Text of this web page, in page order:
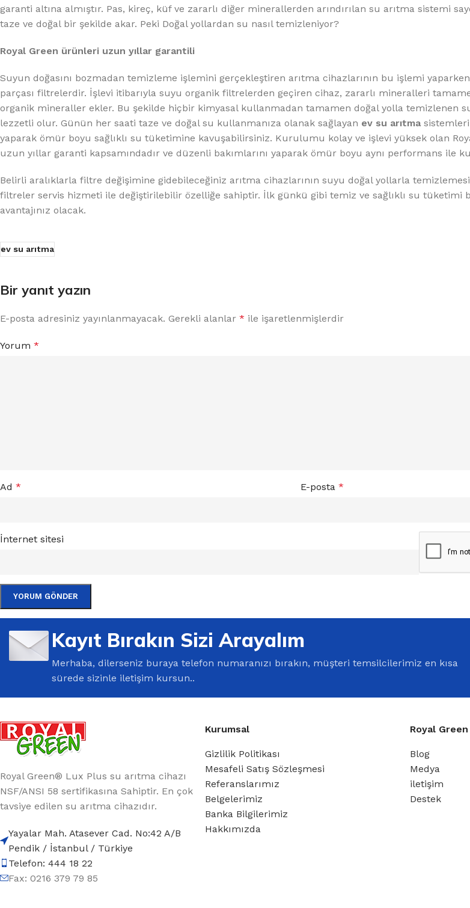
Satınal
garanti altına almıştır. Pas, kireç, küf ve zararlı diğer minerallerden arındırılan su arıtma sistemi
taze ve doğal bir şekilde akar. Peki Doğal yollardan su nasıl temizleniyor?
Royal Green ürünleri uzun yıllar garantili
Suyun doğasını bozmadan temizleme işlemini gerçekleştiren arıtma cihazlarının bu işlemi
parçası filtrelerdir. İşlevi itibarıyla suyu organik filtrelerden geçiren cihaz, zararlı mineralleri
organik mineraller ekler. Bu şekilde hiçbir kimyasal kullanmadan tamamen doğal yolla temizlenen
lezzetli olur. Günün her saati taze ve doğal su kullanmanıza olanak sağlayan ev su arıtma
yaparak ömür boyu sağlıklı su tüketimine kavuşabilirsiniz. Kurulumu kolay ve işlevi yüksek olan
uzun yıllar garanti kapsamındadır ve düzenli bakımlarını yaparak ömür boyu aynı performans ile
Belirli aralıklarla filtre değişimine gidebileceğiniz arıtma cihazlarının suyu doğal yollarla
filtreler servis hizmeti ile değiştirilebilir özelliğe sahiptir. İlk günkü gibi temiz ve sağlıklı su tüketimi
avantajınız olacak.
ev su arıtma
Bir yanıt yazın
E-posta adresiniz yayınlanmayacak. Gerekli alanlar * ile işaretlenmişlerdir
Yorum *
Ad * E-posta*
İnternet sitesi
Kayıt Bırakın Sizi Arayalım
Merhaba, dilerseniz buraya telefon numaranızı bırakın, müşteri temsilcilerimiz en kısa
sürede sizinle iletişim kursun..
Royal Green® Lux Plus su arıtma cihazı
NSF/ANSI 58 sertifikasına Sahiptir. En çok
tavsiye edilen su arıtma cihazıdır.
Yayalar Mah. Atasever Cad. No:42 A/B
Pendik / İstanbul / Türkiye
Telefon: 444 18 22
Fax: 0216 379 79 85
Kurumsal
Gizlilik Politikası
Mesafeli Satış Sözleşmesi
Referanslarımız
Belgelerimiz
Banka Bilgilerimiz
Hakkımızda
Royal Green
Blog
Medya
iletişim
Destek